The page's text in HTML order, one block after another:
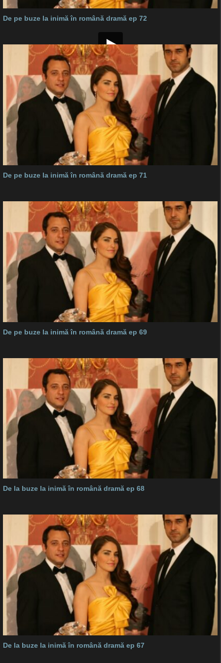
De pe buze la inimă în română dramă ep 72
De pe buze la inimă în română dramă ep 71
De pe buze la inimă în română dramă ep 69
De la buze la inimă în română dramă ep 68
De la buze la inimă în română dramă ep 67